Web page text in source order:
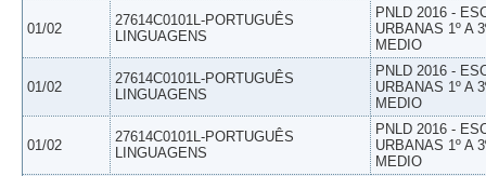
01/02
27614C0101L-PORTUGUÊS
LINGUAGENS
PNLD 2016 -
URBANAS 1º A
MEDIO
01/02
27614C0101L-PORTUGUÊS
LINGUAGENS
PNLD 2016 -
URBANAS 1º A
MEDIO
01/02
27614C0101L-PORTUGUÊS
LINGUAGENS
PNLD 2016 -
URBANAS 1º A
MEDIO